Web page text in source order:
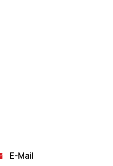
E-Mail